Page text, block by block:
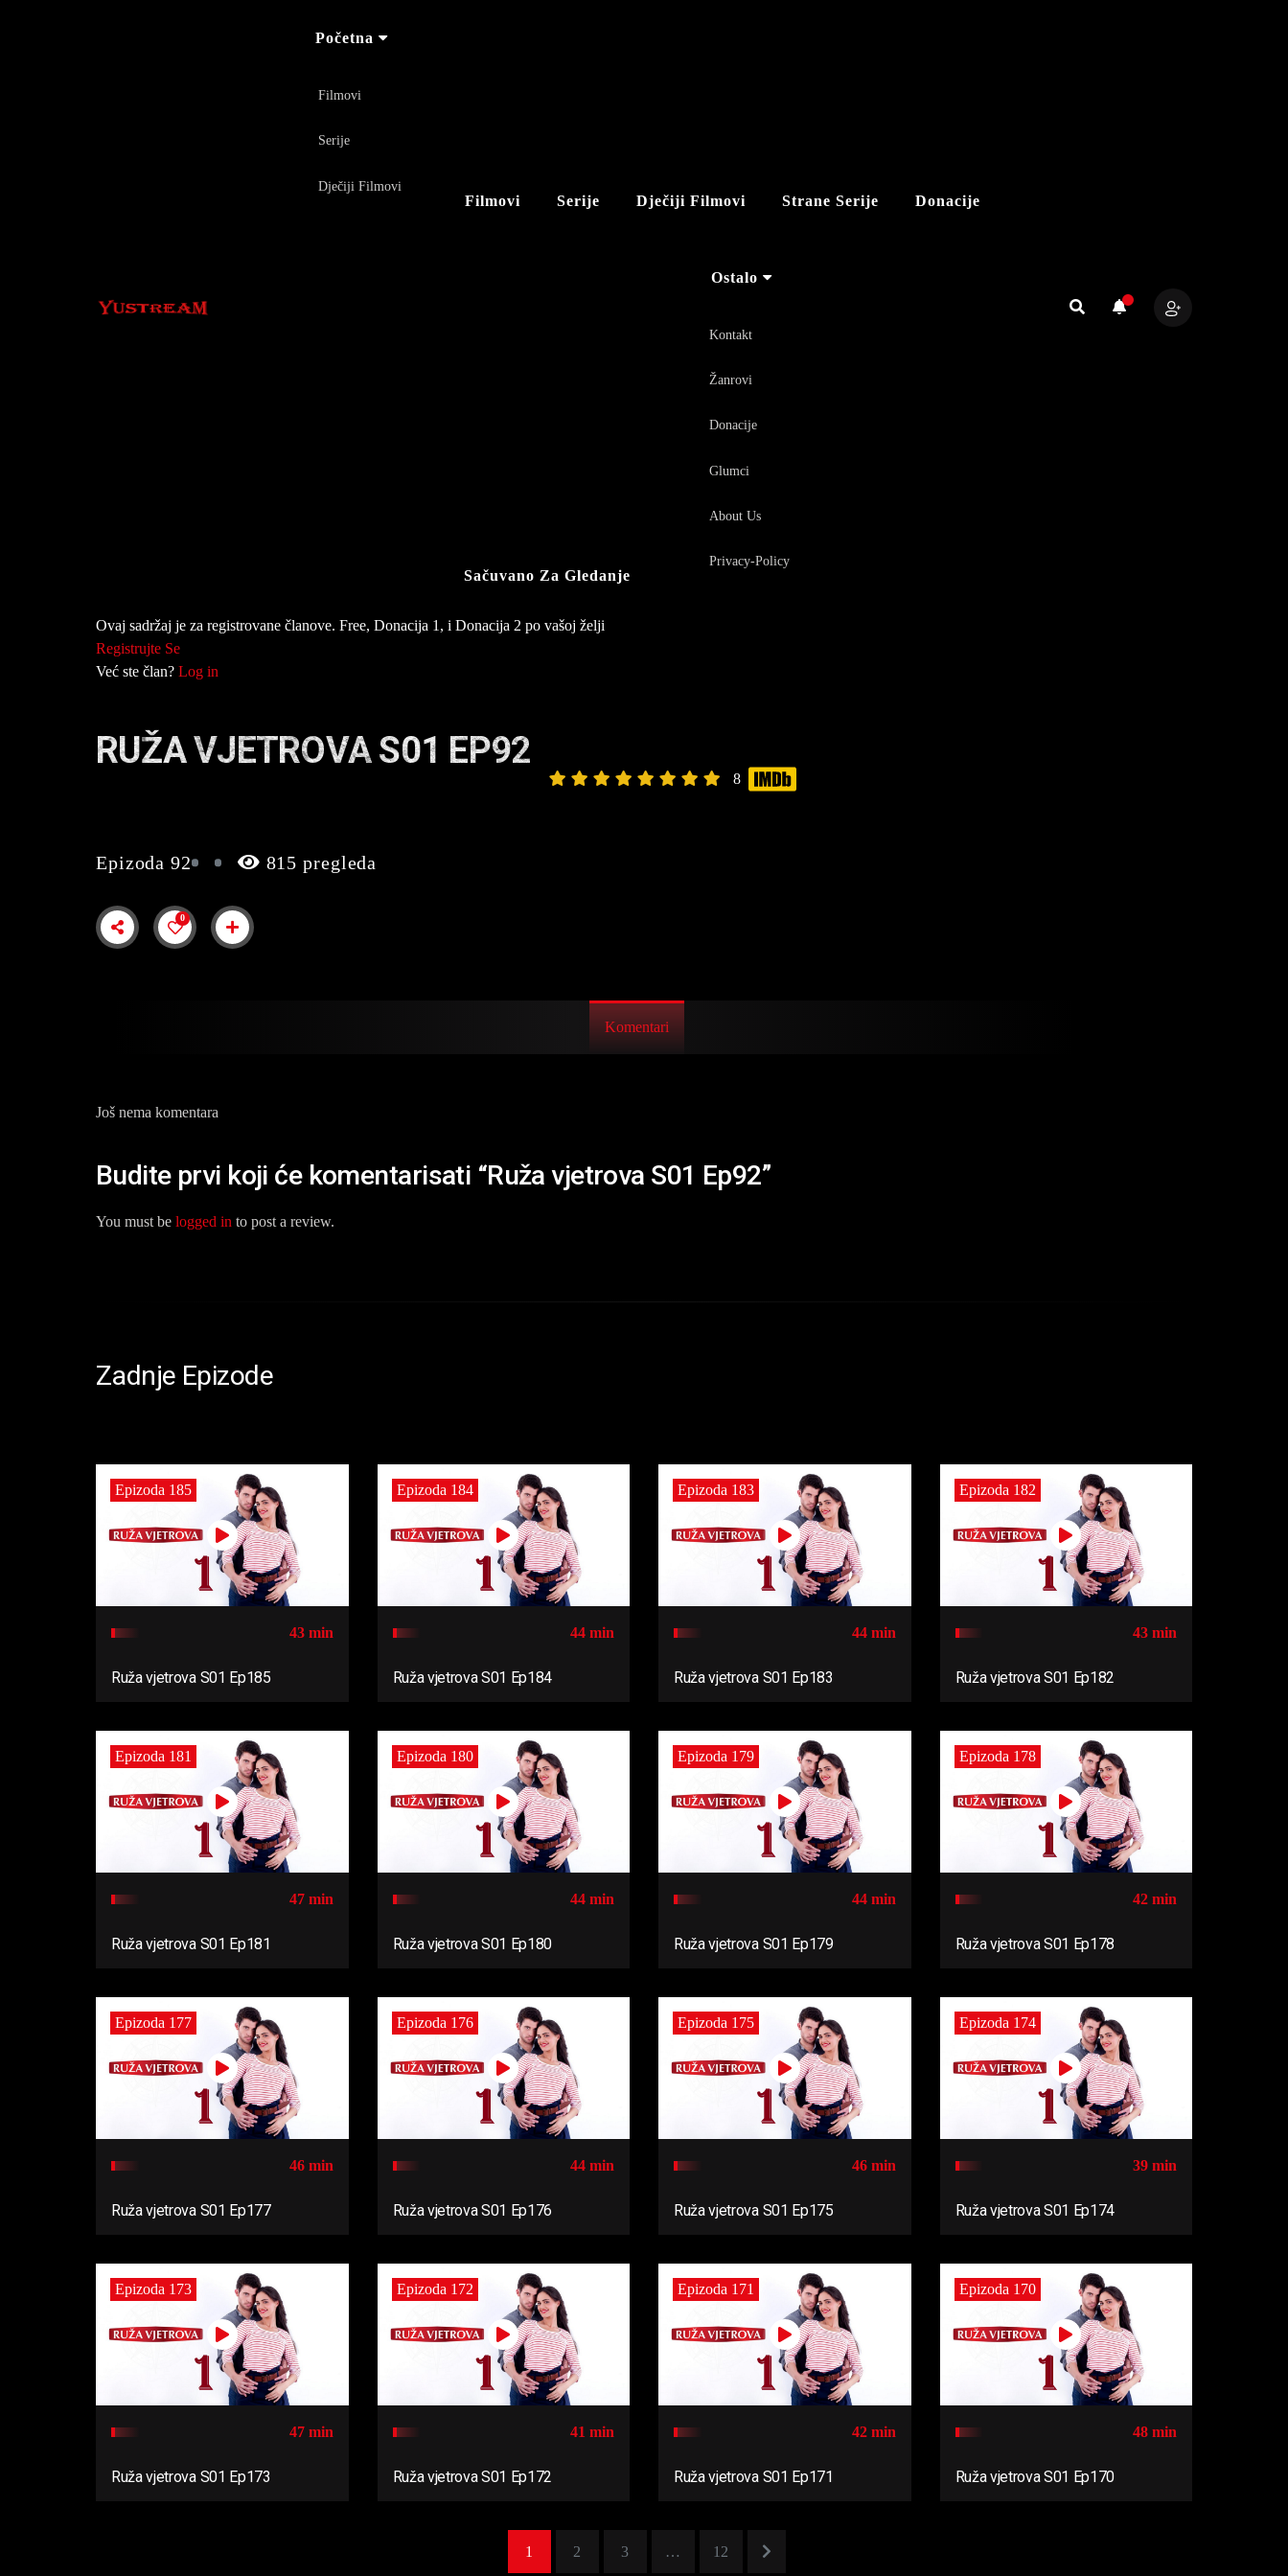
Početna
Filmovi
Serije
Dječiji Filmovi
Filmovi Serije Dječiji Filmovi Strane Serije Donacije
Sačuvano Za Gledanje
Ostalo
Kontakt
Žanrovi
Donacije
Glumci
About Us
Privacy-Policy
Ovaj sadržaj je za registrovane članove. Free, Donacija 1, i Donacija 2 po vašoj želji
Registrujte Se
Već ste član? Log in
RUŽA VJETROVA S01 EP92
8
Epizoda 92 815 pregleda
0
Komentari
Još nema komentara
Budite prvi koji će komentarisati “Ruža vjetrova S01 Ep92”
You must be logged in to post a review.
Zadnje Epizode
Epizoda 185
43 min
Ruža vjetrova S01 Ep185
Epizoda 184
44 min
Ruža vjetrova S01 Ep184
Epizoda 183
44 min
Ruža vjetrova S01 Ep183
Epizoda 182
43 min
Ruža vjetrova S01 Ep182
Epizoda 181
47 min
Ruža vjetrova S01 Ep181
Epizoda 180
44 min
Ruža vjetrova S01 Ep180
Epizoda 179
44 min
Ruža vjetrova S01 Ep179
Epizoda 178
42 min
Ruža vjetrova S01 Ep178
Epizoda 177
46 min
Ruža vjetrova S01 Ep177
Epizoda 176
44 min
Ruža vjetrova S01 Ep176
Epizoda 175
46 min
Ruža vjetrova S01 Ep175
Epizoda 174
39 min
Ruža vjetrova S01 Ep174
Epizoda 173
47 min
Ruža vjetrova S01 Ep173
Epizoda 172
41 min
Ruža vjetrova S01 Ep172
Epizoda 171
42 min
Ruža vjetrova S01 Ep171
Epizoda 170
48 min
Ruža vjetrova S01 Ep170
1 2 3 … 12